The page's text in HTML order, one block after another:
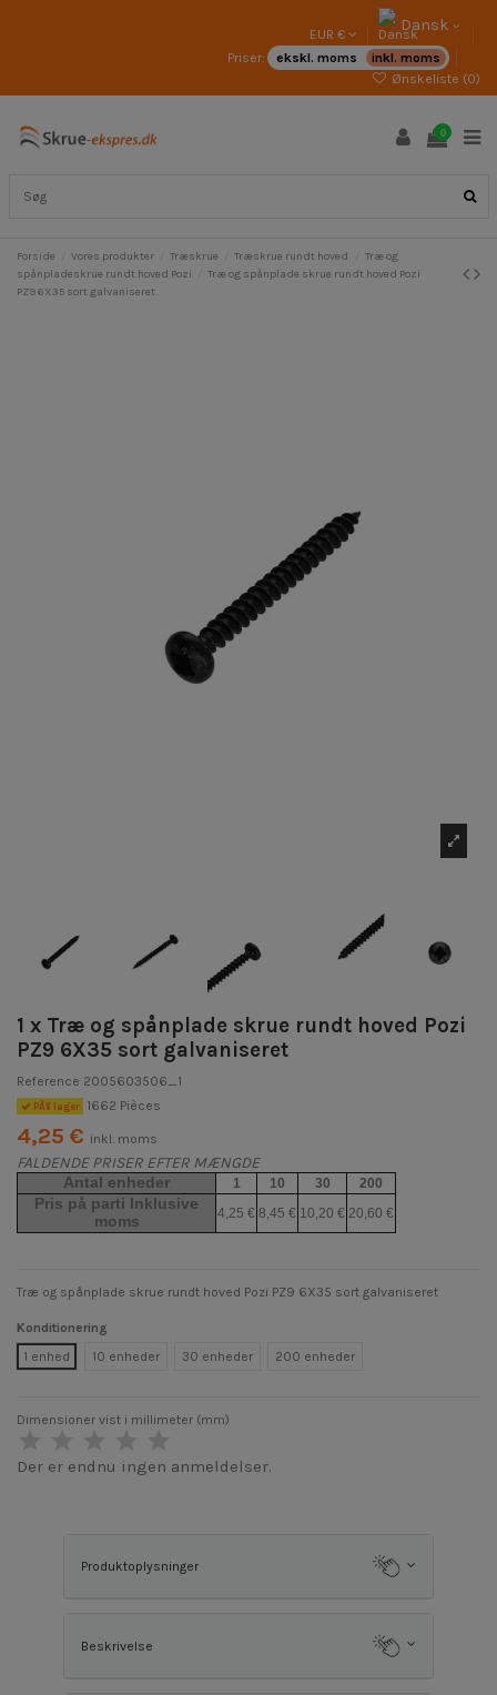
EUR € Dansk
Priser: ekskl. moms
inkl. moms
Ønskeliste (0)
0
Forside Vores produkter Træskrue Træskrue rundt hoved
Træ og
spånpladeskrue rundt hoved Pozi
Træ og spånplade skrue rundt hoved Pozi
PZ9 6X35 sort galvaniseret
1 x Træ og spånplade skrue rundt hoved Pozi
PZ9 6X35 sort galvaniseret
Reference 2005603506_1
PÃ¥ lager 1662 Pièces
4,25 € inkl. moms
FALDENDE PRISER EFTER MÆNGDE
Antal enheder 1 10 30 200
Pris på parti Inklusive
moms
4,25 € 8,45 € 10,20 € 20,60 €
Træ og spånplade skrue rundt hoved Pozi PZ9 6X35 sort galvaniseret
Konditionering
1 enhed
10 enheder 30 enheder 200 enheder
Dimensioner vist i millimeter (mm)
Der er endnu ingen anmeldelser.
Produktoplysninger
Beskrivelse